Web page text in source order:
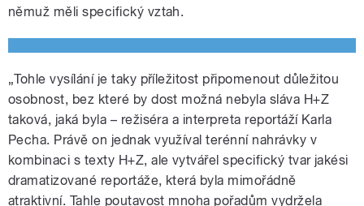
němuž měli specifický vztah.
„Tohle vysílání je taky příležitost připomenout důležitou
osobnost, bez které by dost možná nebyla sláva H+Z
taková, jaká byla – režiséra a interpreta reportáží Karla
Pecha. Právě on jednak využíval terénní nahrávky v
kombinaci s texty H+Z, ale vytvářel specifický tvar jakési
dramatizované reportáže, která byla mimořádně
atraktivní. Tahle poutavost mnoha pořadům vydržela